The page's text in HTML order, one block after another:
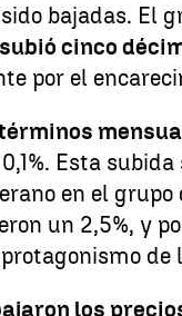
bajadas. El
cinco
por el
Esta
en el grupo
un 2,5%, y
de
los